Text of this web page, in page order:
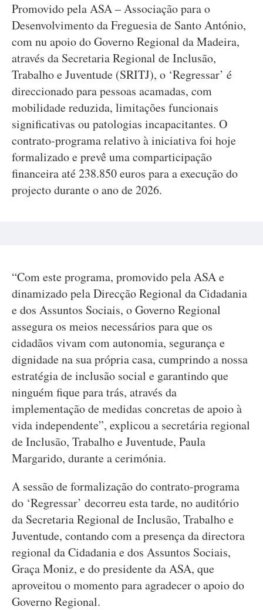
Promovido pela ASA – Associação para o
Desenvolvimento da Freguesia de Santo António,
com nu apoio do Governo Regional da Madeira,
através da Secretaria Regional de Inclusão,
Trabalho e Juventude (SRITJ), o ‘Regressar’ é
direccionado para pessoas acamadas, com
mobilidade reduzida, limitações funcionais
significativas ou patologias incapacitantes. O
contrato-programa relativo à iniciativa foi hoje
formalizado e prevê uma comparticipação
financeira até 238.850 euros para a execução do
projecto durante o ano de 2026.
“Com este programa, promovido pela ASA e
dinamizado pela Direcção Regional da Cidadania
e dos Assuntos Sociais, o Governo Regional
assegura os meios necessários para que os
cidadãos vivam com autonomia, segurança e
dignidade na sua própria casa, cumprindo a nossa
estratégia de inclusão social e garantindo que
ninguém fique para trás, através da
implementação de medidas concretas de apoio à
vida independente”, explicou a secretária regional
de Inclusão, Trabalho e Juventude, Paula
Margarido, durante a cerimónia.
A sessão de formalização do contrato-programa
do ‘Regressar’ decorreu esta tarde, no auditório
da Secretaria Regional de Inclusão, Trabalho e
Juventude, contando com a presença da directora
regional da Cidadania e dos Assuntos Sociais,
Graça Moniz, e do presidente da ASA, que
aproveitou o momento para agradecer o apoio do
Governo Regional.